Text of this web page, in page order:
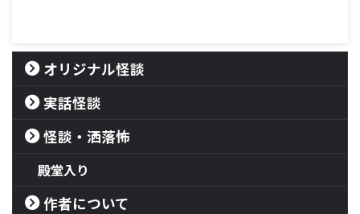
オリジナル怪談
実話怪談
怪談・洒落怖
殿堂入り
作者について